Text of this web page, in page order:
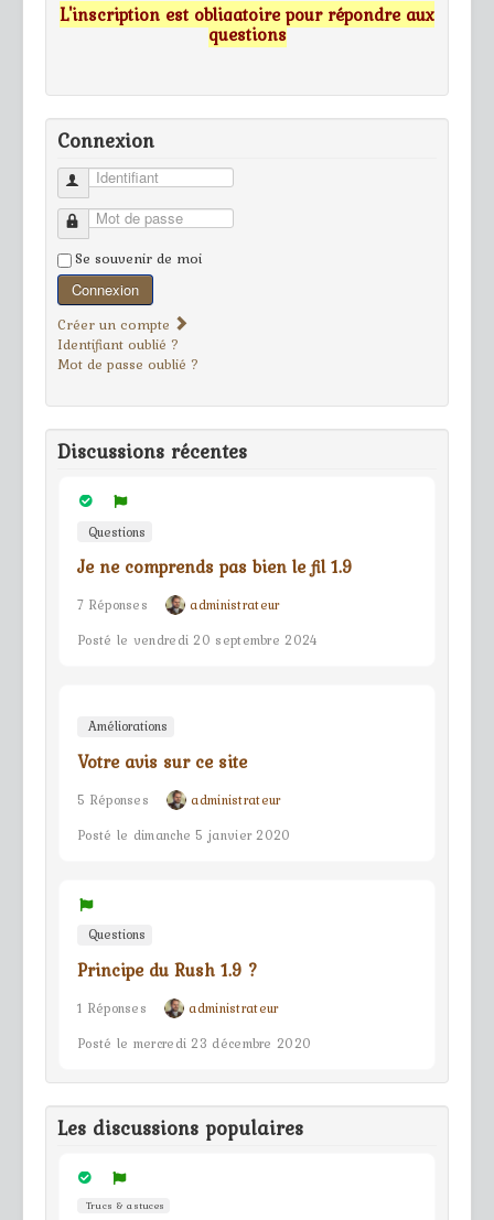
L'inscription est obligatoire pour répondre aux
questions
Connexion
Identifiant
Mot de passe
Se souvenir de moi
Connexion
Créer un compte
Identifiant oublié ?
Mot de passe oublié ?
Discussions récentes
Questions
Je ne comprends pas bien le fil 1.9
7 Réponses
administrateur
Posté le vendredi 20 septembre 2024
Améliorations
Votre avis sur ce site
5 Réponses
administrateur
Posté le dimanche 5 janvier 2020
Questions
Principe du Rush 1.9 ?
1 Réponses
administrateur
Posté le mercredi 23 décembre 2020
Les discussions populaires
Trucs & astuces